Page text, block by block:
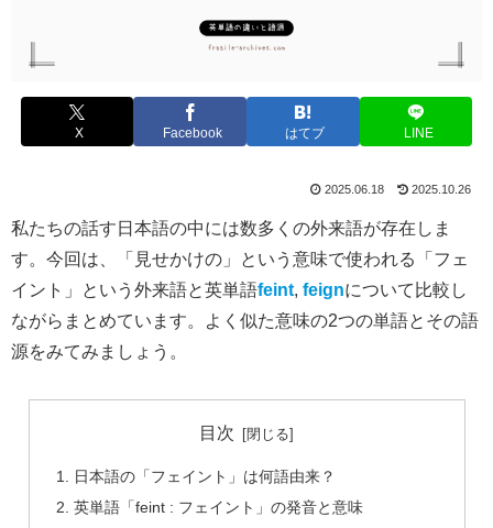
X Facebook はてブ LINE
2025.06.18 2025.10.26
私たちの話す日本語の中には数多くの外来語が存在しま
す。今回は、「見せかけの」という意味で使われる「フェ
イント」という外来語と英単語feint, feignについて比較し
ながらまとめています。よく似た意味の2つの単語とその語
源をみてみましょう。
目次
日本語の「フェイント」は何語由来？
英単語「feint : フェイント」の発音と意味